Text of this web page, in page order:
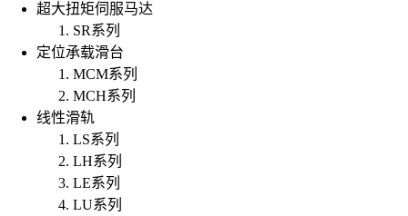
超大扭矩伺服马达
SR系列
定位承载滑台
MCM系列
MCH系列
线性滑轨
LS系列
LH系列
LE系列
LU系列